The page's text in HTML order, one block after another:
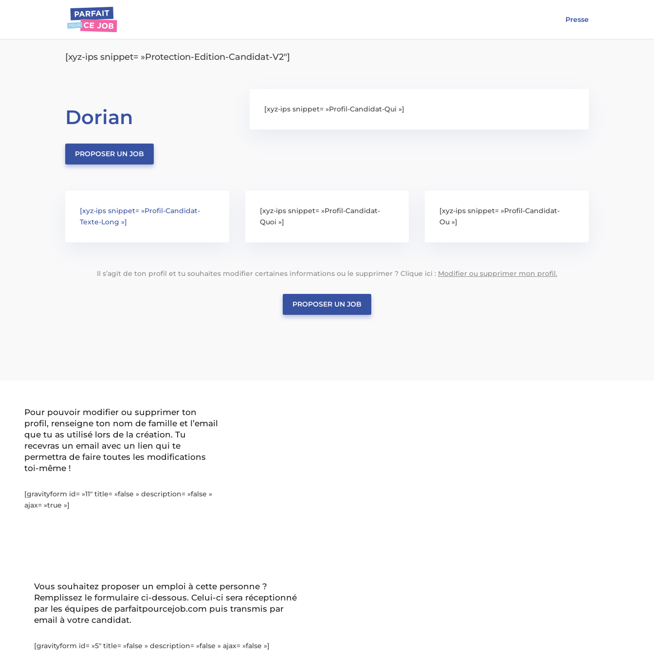
Presse
[xyz-ips snippet= »Protection-Edition-Candidat-V2″]
Dorian
PROPOSER UN JOB
[xyz-ips snippet= »Profil-Candidat-Qui »]
[xyz-ips snippet= »Profil-Candidat-
Texte-Long »]
[xyz-ips snippet= »Profil-Candidat-
Quoi »]
[xyz-ips snippet= »Profil-Candidat-
Ou »]
Il s’agit de ton profil et tu souhaites modifier certaines informations ou le supprimer ? Clique ici : Modifier ou supprimer mon profil.
PROPOSER UN JOB
Pour pouvoir modifier ou supprimer ton
profil, renseigne ton nom de famille et l’email
que tu as utilisé lors de la création. Tu
recevras un email avec un lien qui te
permettra de faire toutes les modifications
toi-même !
[gravityform id= »11″ title= »false » description= »false »
ajax= »true »]
Vous souhaitez proposer un emploi à cette personne ?
Remplissez le formulaire ci-dessous. Celui-ci sera réceptionné
par les équipes de parfaitpourcejob.com puis transmis par
email à votre candidat.
[gravityform id= »5″ title= »false » description= »false » ajax= »false »]